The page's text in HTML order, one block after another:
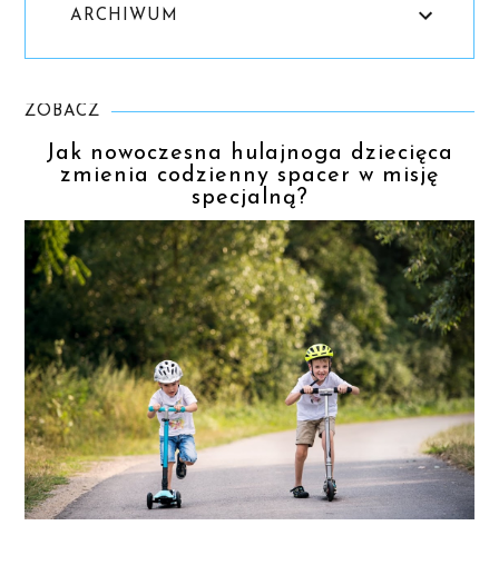
ARCHIWUM
ZOBACZ
Jak nowoczesna hulajnoga dziecięca
zmienia codzienny spacer w misję
specjalną?